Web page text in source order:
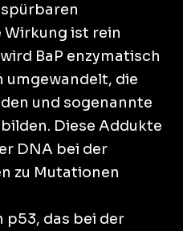
ist rein
BaP enzymatisch
umgewandelt, die
und sogenannte
Diese Addukte
DNA bei der
zu Mutationen
das bei der